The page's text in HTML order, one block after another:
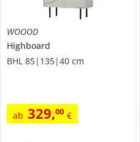
WOOOD
Highboard
BHL 85|135|40 cm
ab 329,00 €